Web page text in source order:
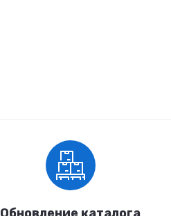
Обновление каталога